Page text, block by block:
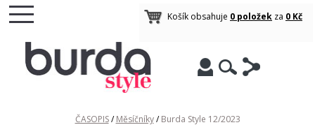
Košík obsahuje 0 položek za 0 Kč
ČASOPIS / Měsíčníky / Burda Style 12/2023